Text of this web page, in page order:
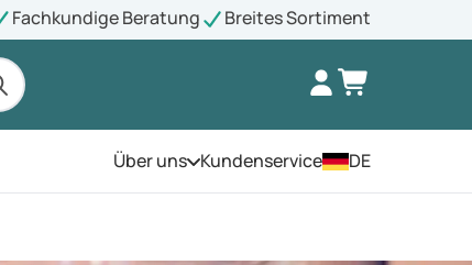
Fachkundige Beratung Breites Sortiment
Über unsÖffnen Sie das Menü
Kundenservice DE